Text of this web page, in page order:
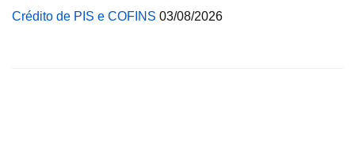
Crédito de PIS e COFINS 03/08/2026